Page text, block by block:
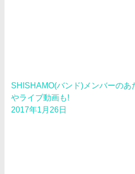
SHISHAMO(バンド)メンバーのあ
やライブ動画も!
2017年1月26日